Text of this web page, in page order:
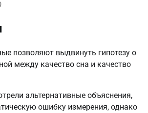
позволяют выдвинуть гипотезу о
между качество сна и качество
альтернативные объяснения,
ошибку измерения, однако